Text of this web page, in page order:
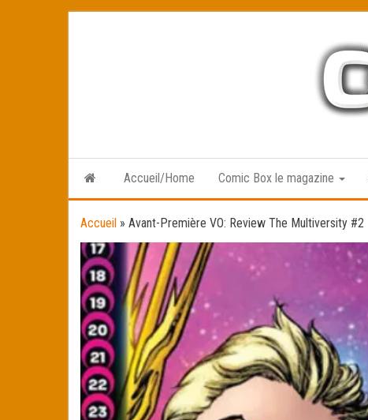
Accueil/Home Comic Box le magazine
Accueil » Avant-Première VO: Review The Multiversity #2